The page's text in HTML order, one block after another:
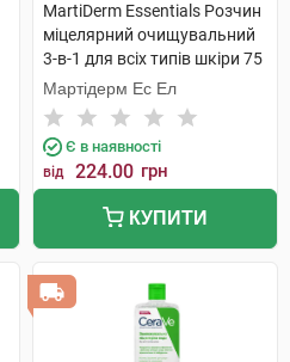
MartiDerm Essentials Розчин
міцелярний очищувальний
3-в-1 для всіх типів шкіри 75
мл 1 флакон
Мартідерм Ес Ел
Є в наявності
від 224.00 грн
КУПИТИ